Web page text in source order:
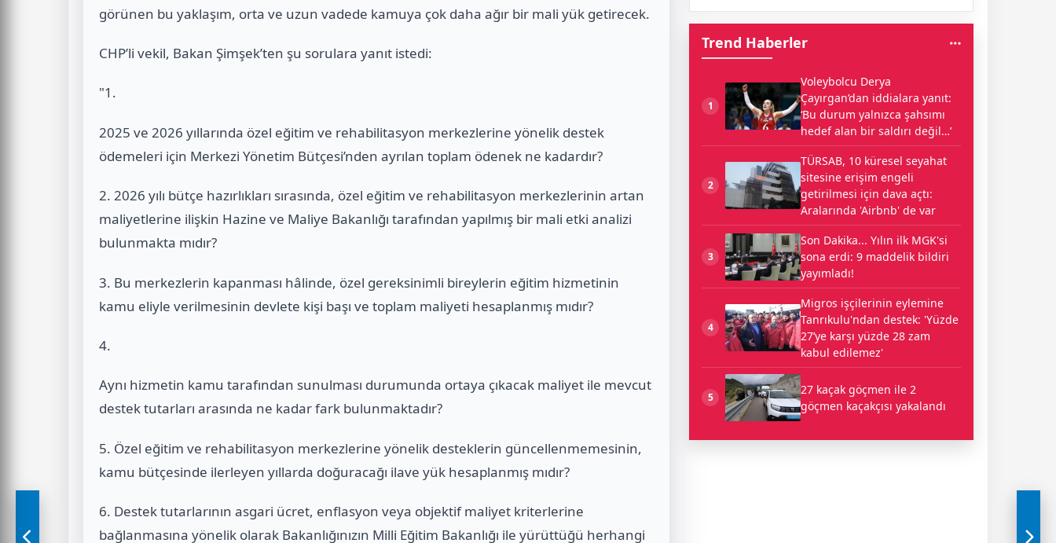
görünen bu yaklaşım, orta ve uzun vadede kamuya çok daha ağır bir mali yük getirecek.
CHP’li vekil, Bakan Şimşek’ten şu sorulara yanıt istedi:
"1.
2025 ve 2026 yıllarında özel eğitim ve rehabilitasyon merkezlerine yönelik destek
ödemeleri için Merkezi Yönetim Bütçesi’nden ayrılan toplam ödenek ne kadardır?
2. 2026 yılı bütçe hazırlıkları sırasında, özel eğitim ve rehabilitasyon merkezlerinin artan
maliyetlerine ilişkin Hazine ve Maliye Bakanlığı tarafından yapılmış bir mali etki analizi
bulunmakta mıdır?
3. Bu merkezlerin kapanması hâlinde, özel gereksinimli bireylerin eğitim hizmetinin
kamu eliyle verilmesinin devlete kişi başı ve toplam maliyeti hesaplanmış mıdır?
4.
Aynı hizmetin kamu tarafından sunulması durumunda ortaya çıkacak maliyet ile mevcut
destek tutarları arasında ne kadar fark bulunmaktadır?
5. Özel eğitim ve rehabilitasyon merkezlerine yönelik desteklerin güncellenmemesinin,
kamu bütçesinde ilerleyen yıllarda doğuracağı ilave yük hesaplanmış mıdır?
6. Destek tutarlarının asgari ücret, enflasyon veya objektif maliyet kriterlerine
bağlanmasına yönelik olarak Bakanlığınızın Milli Eğitim Bakanlığı ile yürüttüğü herhangi
Trend Haberler
1
Voleybolcu Derya
Çayırgan’dan iddialara yanıt:
‘Bu durum yalnızca şahsımı
hedef alan bir saldırı değil…’
2
TÜRSAB, 10 küresel seyahat
sitesine erişim engeli
getirilmesi için dava açtı:
Aralarında 'Airbnb' de var
3
Son Dakika... Yılın ilk MGK'si
sona erdi: 9 maddelik bildiri
yayımladı!
4
Migros işçilerinin eylemine
Tanrıkulu'ndan destek: 'Yüzde
27’ye karşı yüzde 28 zam
kabul edilemez'
5
27 kaçak göçmen ile 2
göçmen kaçakçısı yakalandı